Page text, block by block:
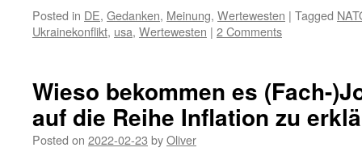
Posted in DE, Gedanken, Meinung, Wertewesten | Tagged
Ukrainekonflikt, usa, Wertewesten | 2 Comments
Wieso bekommen es (Fach-
auf die Reihe Inflation zu
Posted on 2022-02-23 byOliver